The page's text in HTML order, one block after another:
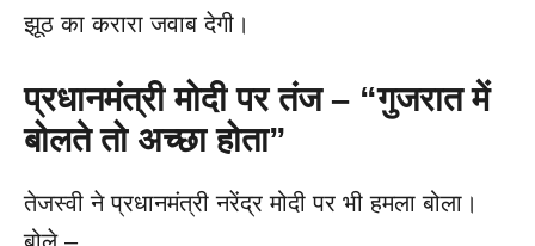
झूठ का करारा जवाब देगी।
प्रधानमंत्री मोदी पर तंज – “गुजरात में
बोलते तो अच्छा होता”
तेजस्वी ने प्रधानमंत्री नरेंद्र मोदी पर भी हमला बोला।